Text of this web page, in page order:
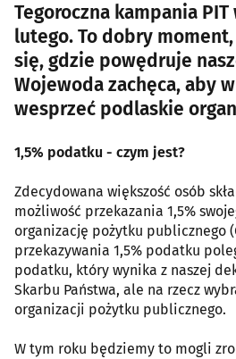
Tegoroczna kampania
lutego. To dobry
się, gdzie powędruje
Wojewoda zachęca, aby
wesprzeć podlaskie
1,5% podatku - czym jest?
Zdecydowana większość osób
możliwość przekazania 1,5%
organizację pożytku publicznego
przekazywania 1,5% podatku
podatku, który wynika z naszej
Skarbu Państwa, ale na rzecz
organizacji pożytku publicznego.
W tym roku będziemy to mogli